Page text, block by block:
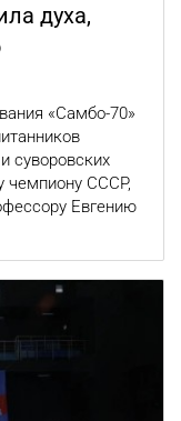
духа,
«Самбо-70»
суворовских
чемпиону СССР,
Евгению